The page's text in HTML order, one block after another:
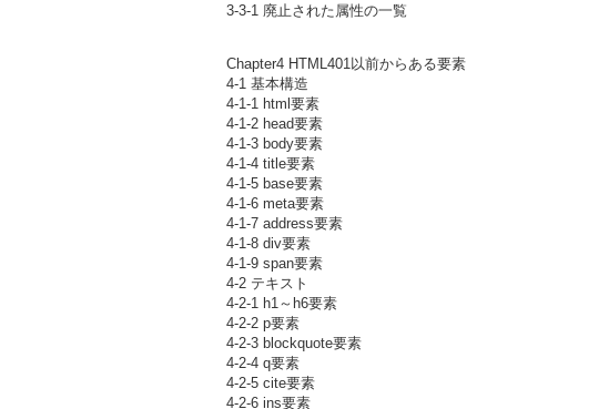
3-3-1 廃止された属性の一覧
Chapter4 HTML401以前からある要素
4-1 基本構造
4-1-1 html要素
4-1-2 head要素
4-1-3 body要素
4-1-4 title要素
4-1-5 base要素
4-1-6 meta要素
4-1-7 address要素
4-1-8 div要素
4-1-9 span要素
4-2 テキスト
4-2-1 h1～h6要素
4-2-2 p要素
4-2-3 blockquote要素
4-2-4 q要素
4-2-5 cite要素
4-2-6 ins要素